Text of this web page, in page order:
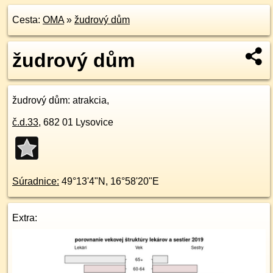
Cesta: OMA» žudrový dům
žudrový dům
žudrový dům: atrakcia,
č.d.33, 682 01 Lysovice
Súradnice: 49°13'4"N , 16°58'20"E
Extra: